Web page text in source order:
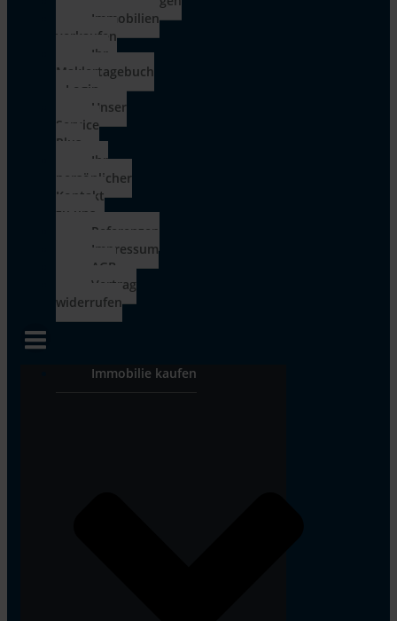
Immobilien
verkaufen
Ihr
Maklertagebuch
– Login
Unser
Service
Plus
Ihr
persönlicher
Kontakt
zu uns
Referenzen
Impressum
AGB
Vertrag
widerrufen
Immobilie kaufen